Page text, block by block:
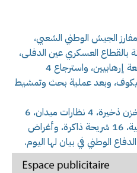
مفارز الجيش الوطني الشعبي،
العسكري عين الدفلى،
والتي أفضت إلى القضاء على أربعة إرهابيين، واسترجاع 4
وبعد عملية بحث وتمشيط
استرجاع قنبلتين يدويتين، 11مخزن ذخيرة، 4 نظارات ميدان، 6
هواتف نقالة مع 11 شريحة هاتفية، 16 شريحة ذاكرة، وأغراض
الوطني في بيان لها اليوم.